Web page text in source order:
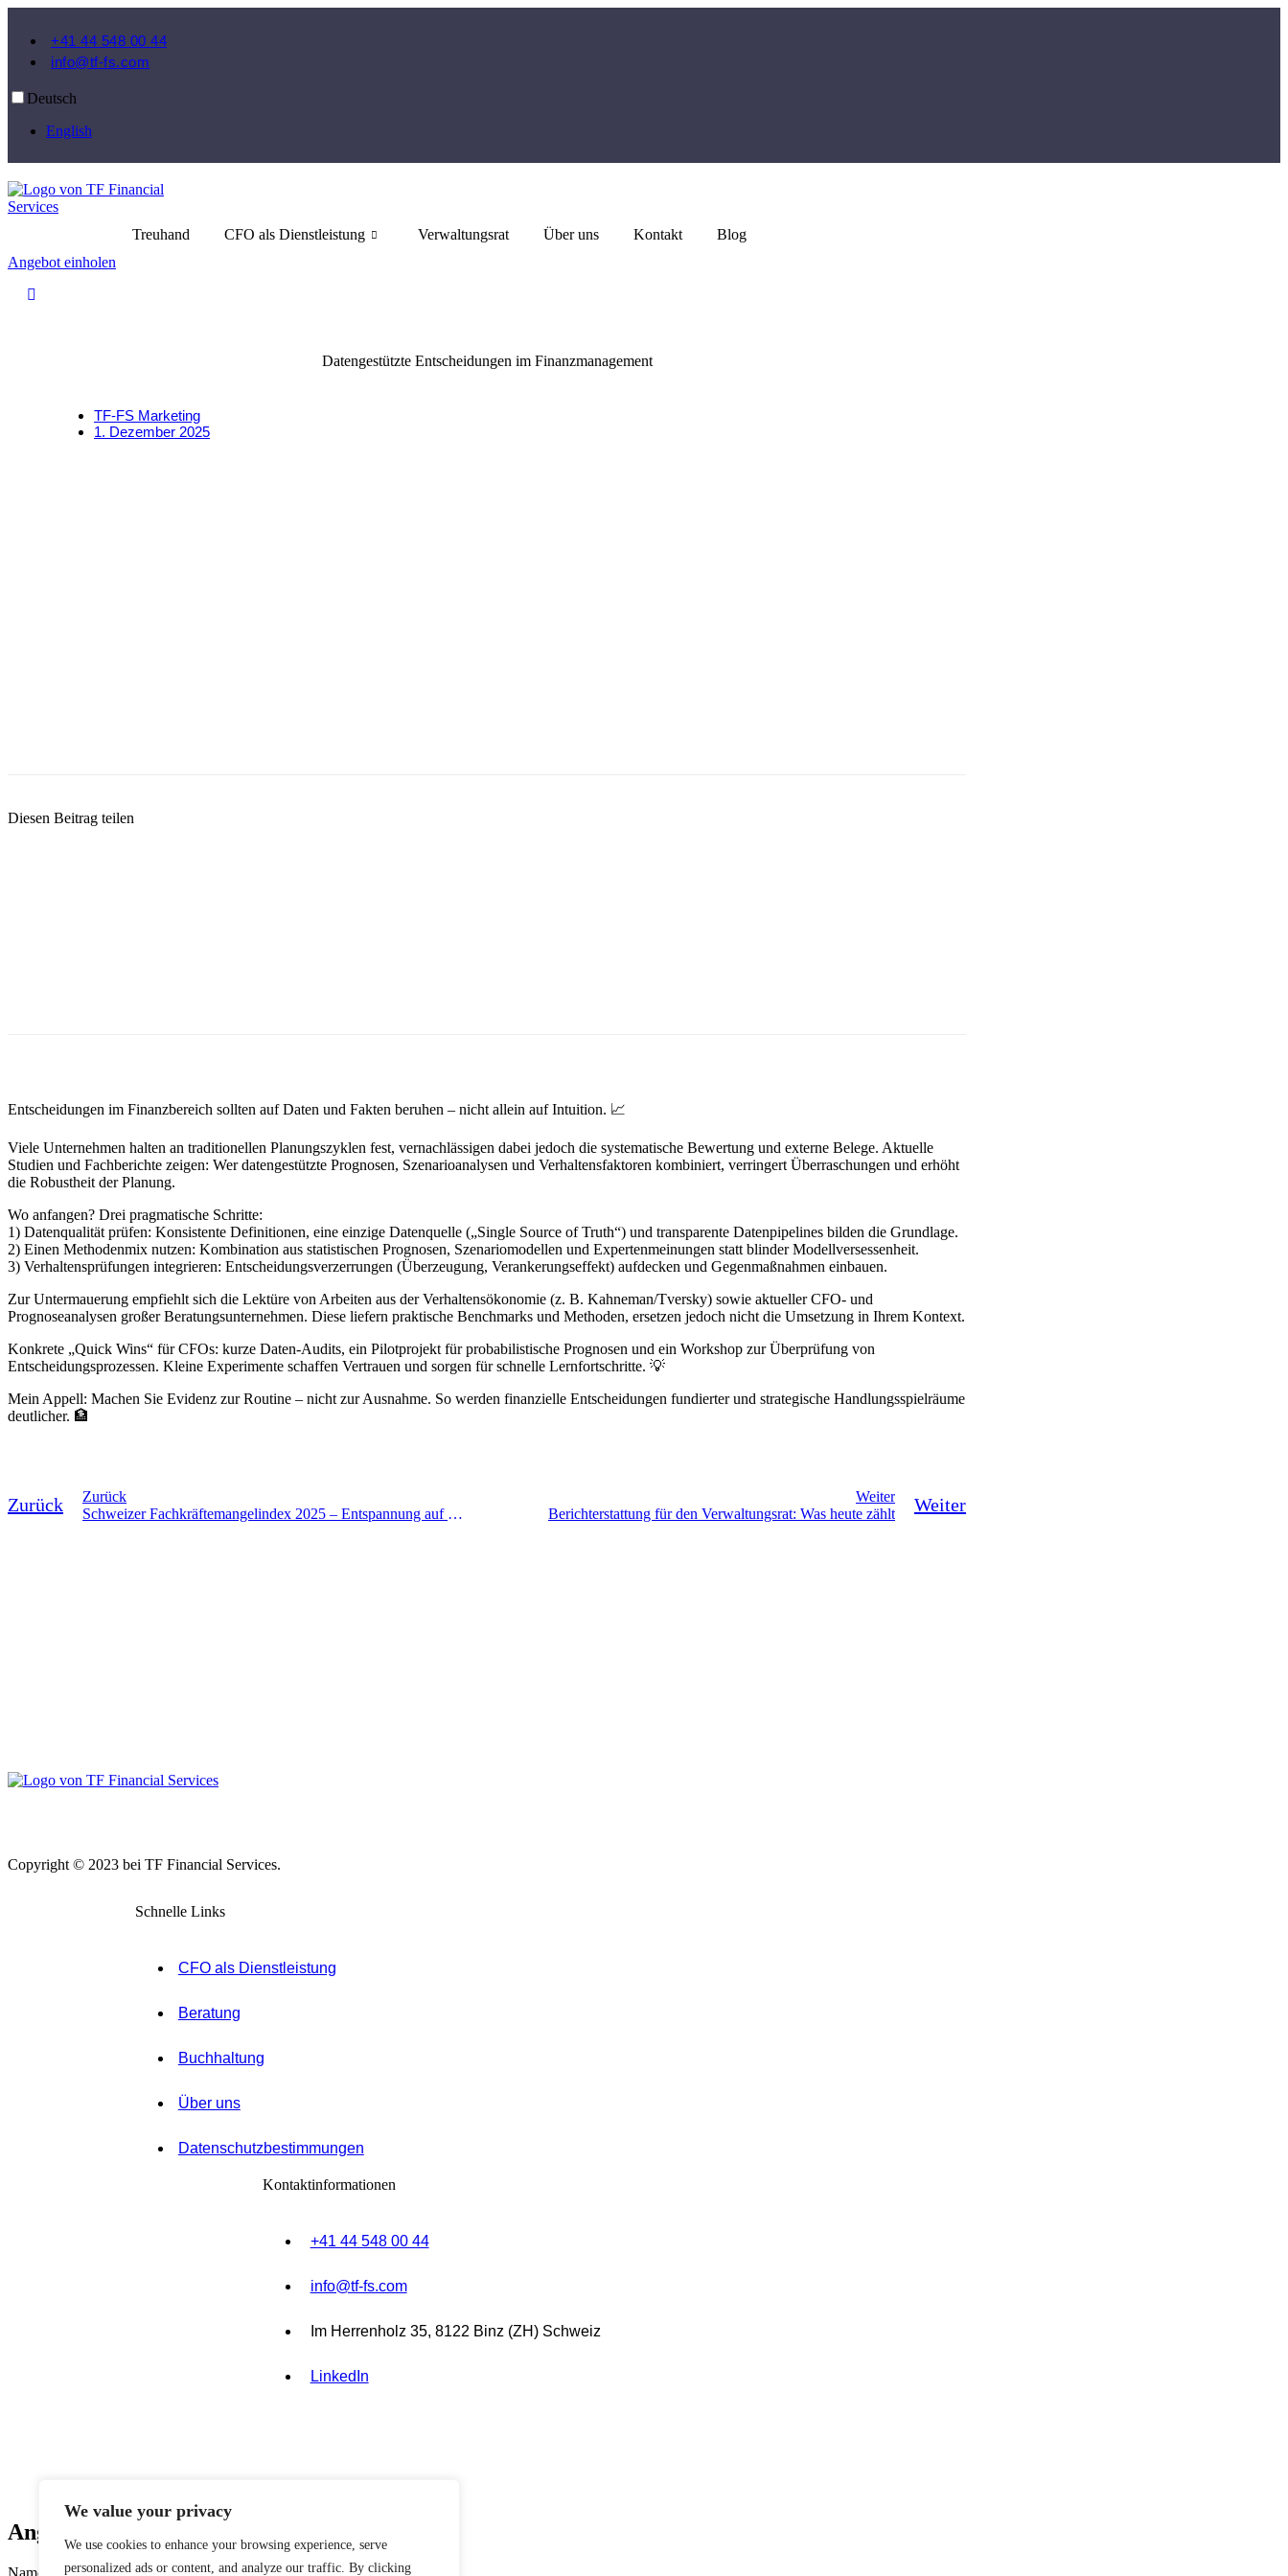
We value your privacy
We use cookies to enhance your browsing experience, serve
personalized ads or content, and analyze our traffic. By clicking
springen
+41 44 548 00 44
info@tf-fs.com
Deutsch
English
Treuhand CFO als Dienstleistung Verwaltungsrat Über uns Kontakt
Blog
Angebot einholen
Datengestützte Entscheidungen im Finanzmanagement
TF-FS Marketing
1. Dezember 2025
Diesen Beitrag teilen
Entscheidungen im Finanzbereich sollten auf Daten und Fakten beruhen – nicht allein auf Intuition. 📈
Viele Unternehmen halten an traditionellen Planungszyklen fest, vernachlässigen dabei jedoch die systematische Bewertung und externe Belege. Aktuelle
Studien und Fachberichte zeigen: Wer datengestützte Prognosen, Szenarioanalysen und Verhaltensfaktoren kombiniert, verringert Überraschungen und erhöht
die Robustheit der Planung.
Wo anfangen? Drei pragmatische Schritte:
1) Datenqualität prüfen: Konsistente Definitionen, eine einzige Datenquelle („Single Source of Truth“) und transparente Datenpipelines bilden die Grundlage.
2) Einen Methodenmix nutzen: Kombination aus statistischen Prognosen, Szenariomodellen und Expertenmeinungen statt blinder Modellversessenheit.
3) Verhaltensprüfungen integrieren: Entscheidungsverzerrungen (Überzeugung, Verankerungseffekt) aufdecken und Gegenmaßnahmen einbauen.
Zur Untermauerung empfiehlt sich die Lektüre von Arbeiten aus der Verhaltensökonomie (z. B. Kahneman/Tversky) sowie aktueller CFO- und
Prognoseanalysen großer Beratungsunternehmen. Diese liefern praktische Benchmarks und Methoden, ersetzen jedoch nicht die Umsetzung in Ihrem Kontext.
Konkrete „Quick Wins“ für CFOs: kurze Daten-Audits, ein Pilotprojekt für probabilistische Prognosen und ein Workshop zur Überprüfung von
Entscheidungsprozessen. Kleine Experimente schaffen Vertrauen und sorgen für schnelle Lernfortschritte. 💡
Mein Appell: Machen Sie Evidenz zur Routine – nicht zur Ausnahme. So werden finanzielle Entscheidungen fundierter und strategische Handlungsspielräume
deutlicher. 🏦
Zurück
Zurück
Schweizer Fachkräftemangelindex 2025 – Entspannung auf dem Arbeitsmarkt
Weiter
Berichterstattung für den Verwaltungsrat: Was heute zählt
Weiter
Copyright © 2023 bei TF Financial Services.
Schnelle Links
CFO als Dienstleistung
Beratung
Buchhaltung
Über uns
Datenschutzbestimmungen
Kontaktinformationen
+41 44 548 00 44
info@tf-fs.com
Im Herrenholz 35, 8122 Binz (ZH) Schweiz
LinkedIn
Angebot einholen